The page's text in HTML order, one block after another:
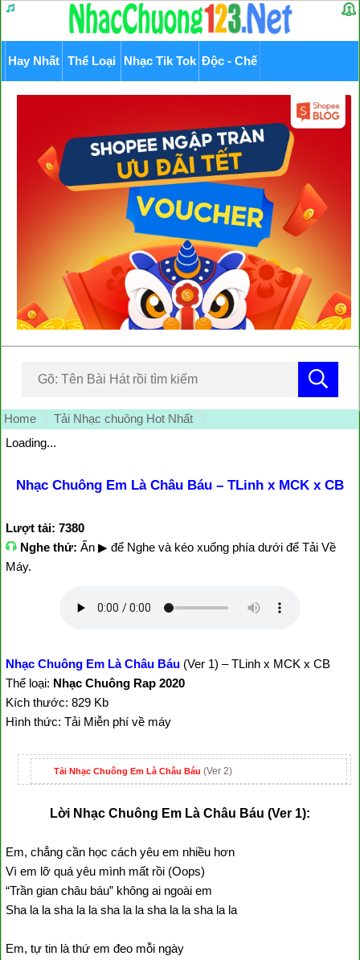
Hay Nhất Thể Loại Nhạc Tik Tok Độc - Chế
Home
Tải Nhạc chuông Hot Nhất
Loading...
Nhạc Chuông Em Là Châu Báu – TLinh x MCK x CB
Lượt tải: 7380
Nghe thử: Ấn ▶ để Nghe và kéo xuống phía dưới để Tải Về
Máy.
Nhạc Chuông Em Là Châu Báu (Ver 1) – TLinh x MCK x CB
Thể loại: Nhạc Chuông Rap 2020
Kích thước: 829 Kb
Hình thức: Tải Miễn phí về máy
Tải Nhạc Chuông Em Là Châu Báu (Ver 2)
Lời Nhạc Chuông Em Là Châu Báu (Ver 1):
Em, chẳng cần học cách yêu em nhiều hơn
Vì em lỡ quá yêu mình mất rồi (Oops)
“Trần gian châu báu” không ai ngoài em
Sha la la sha la la sha la la sha la la sha la la
Em, tự tin là thứ em đeo mỗi ngày